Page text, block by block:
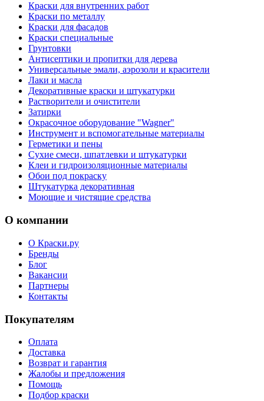
Краски для внутренних работ
Краски по металлу
Краски для фасадов
Краски специальные
Грунтовки
Антисептики и пропитки для дерева
Универсальные эмали, аэрозоли и красители
Лаки и масла
Декоративные краски и штукатурки
Растворители и очистители
Затирки
Окрасочное оборудование "Wagner"
Инструмент и вспомогательные материалы
Герметики и пены
Сухие смеси, шпатлевки и штукатурки
Клеи и гидроизоляционные материалы
Обои под покраску
Штукатурка декоративная
Моющие и чистящие средства
О компании
О Краски.ру
Бренды
Блог
Вакансии
Партнеры
Контакты
Покупателям
Оплата
Доставка
Возврат и гарантия
Жалобы и предложения
Помощь
Подбор краски